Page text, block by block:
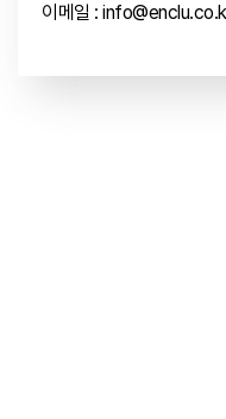
이메일 :